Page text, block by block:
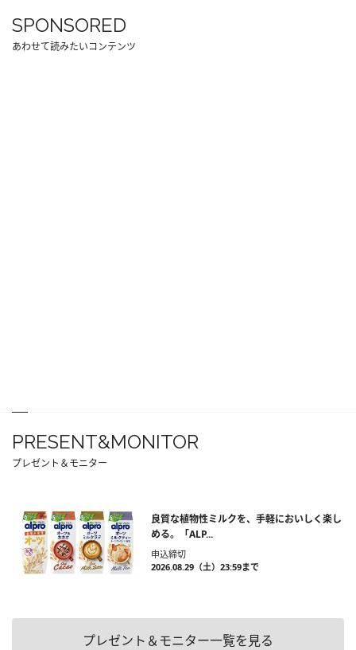
SPONSORED
あわせて読みたいコンテンツ
PRESENT&MONITOR
プレゼント＆モニター
良質な植物性ミルクを、手軽においしく楽し
める。「ALP...
申込締切
2026.08.29（土）23:59まで
プレゼント＆モニター一覧を見る